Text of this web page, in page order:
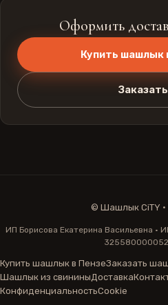
Оформить
Купить шашлык
Заказать
© Шашлык CiTY ·
ИП Борисова Екатерина Васильевна ·
Купить шашлык в ПензеЗаказать
Шашлык из свининыДоставка
КонфиденциальностьCookie